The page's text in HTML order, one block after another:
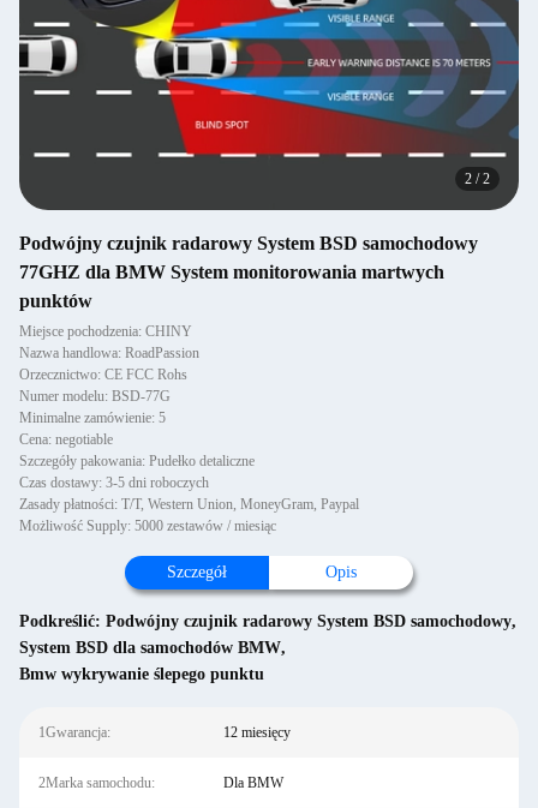
2 /2
Podwójny czujnik radarowy System BSD samochodowy
77GHZ dla BMW System monitorowania martwych
punktów
Miejsce pochodzenia: CHINY
Nazwa handlowa: RoadPassion
Orzecznictwo: CE FCC Rohs
Numer modelu: BSD-77G
Minimalne zamówienie: 5
Cena: negotiable
Szczegóły pakowania: Pudełko detaliczne
Czas dostawy: 3-5 dni roboczych
Zasady płatności: T/T, Western Union, MoneyGram, Paypal
Możliwość Supply: 5000 zestawów / miesiąc
Szczegół Opis
Podkreślić: Podwójny czujnik radarowy System BSD samochodowy,
System BSD dla samochodów BMW,
Bmw wykrywanie ślepego punktu
1Gwarancja: 12 miesięcy
2Marka samochodu: Dla BMW